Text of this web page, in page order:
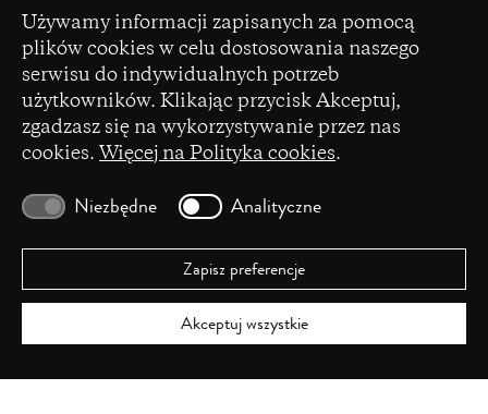
Ustawienia plików cookie
Używamy informacji zapisanych za pomocą
plików cookies w celu dostosowania naszego
serwisu do indywidualnych potrzeb
użytkowników. Klikając przycisk Akceptuj,
zgadzasz się na wykorzystywanie przez nas
cookies. Więcej na Polityka cookies.
Niezbędne Analityczne
Zapisz preferencje
Akceptuj wszystkie
a
new
window)
Dziedzictwa Narodowego pochodzących z Funduszu
Promocji Kultury – państwowego funduszu celowego
(opens
a
Ministerstwa Nauki i Szkolnictwa Wyższego na
podstawie umowy Nr 86/WCN/2019/1 z dnia 19
lipca 2019 r. z pomocy przyznanej w ramach
programu „Wsparcie dla czasopism naukowych”.